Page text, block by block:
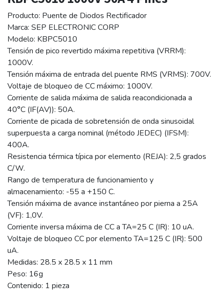
Producto: Puente de Diodos Rectificador
Marca: SEP ELECTRONIC CORP
Modelo: KBPC5010
Tensión de pico revertido máxima repetitiva (VRRM):
1000V.
Tensión máxima de entrada del puente RMS (VRMS): 700V.
Voltaje de bloqueo de CC máximo: 1000V.
Corriente de salida máxima de salida reacondicionada a
40°C (IF(AV)): 50A.
Corriente de picada de sobretensión de onda sinusoidal
superpuesta a carga nominal (método JEDEC) (IFSM):
400A.
Resistencia térmica típica por elemento (REJA): 2,5 grados
C/W.
Rango de temperatura de funcionamiento y
almacenamiento: -55 a +150 C.
Tensión máxima de avance instantáneo por pierna a 25A
(VF): 1,0V.
Corriente inversa máxima de CC a TA=25 C (IR): 10 uA.
Voltaje de bloqueo CC por elemento TA=125 C (IR): 500
uA.
Medidas: 28.5 x 28.5 x 11 mm
Peso: 16g
Contenido: 1 pieza